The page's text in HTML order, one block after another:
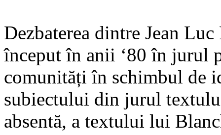
Dezbaterea dintre Jean
început în anii ‘80 în jurul
comunități în schimbul de
subiectului din jurul
absentă, a textului lui